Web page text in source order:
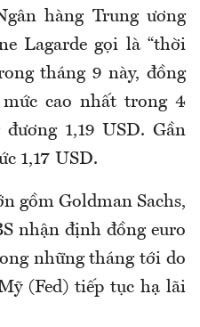
hàng Trung ương
Lagarde gọi là “thời
tháng 9 này, đồng
cao nhất trong 4
1,19 USD. Gần
1,17 USD.
gồm Goldman Sachs,
nhận định đồng euro
những tháng tới do
(Fed) tiếp tục hạ lãi